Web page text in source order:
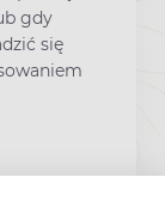
gdy
się